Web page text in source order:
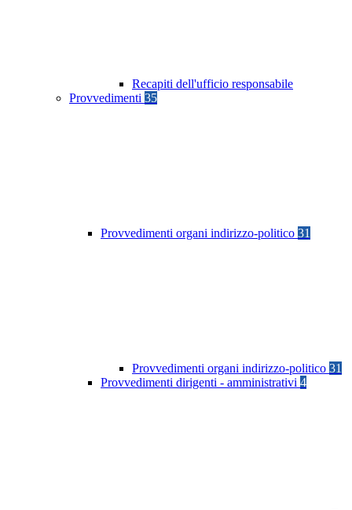
Recapiti dell'ufficio responsabile
Provvedimenti 35
Provvedimenti organi indirizzo-politico 31
Provvedimenti organi indirizzo-politico 31
Provvedimenti dirigenti - amministrativi 4